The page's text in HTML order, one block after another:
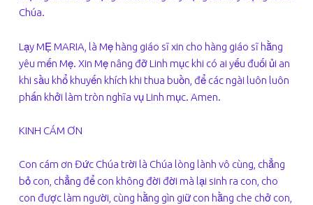
Chúa.
Lạy MẸ MARIA, là Mẹ hàng giáo sĩ xin cho hàng giáo sĩ hằng
yêu mến Mẹ. Xin Mẹ nâng đỡ Linh mục khi có ai yếu đuối ủi an
khi sầu khổ khuyến khích khi thua buồn, để các ngài luôn luôn
phấn khởi làm tròn nghĩa vụ Linh mục. Amen.
KINH CÁM ƠN
Con cám ơn Đức Chúa trời là Chúa lòng lành vô cùng, chẳng
bỏ con, chẳng để con không đời đời mà lại sinh ra con, cho
con được làm người, cùng hằng gìn giữ con hằng che chở con,